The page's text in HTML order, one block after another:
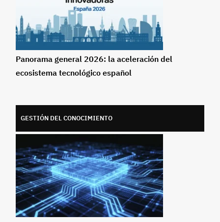
Panorama general 2026: la aceleración del
ecosistema tecnológico español
GESTIÓN DEL CONOCIMIENTO